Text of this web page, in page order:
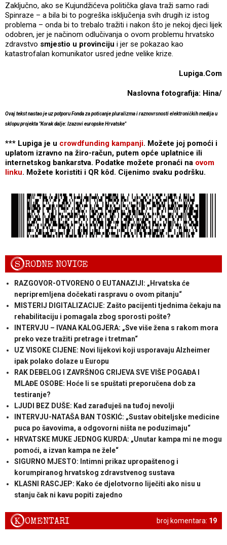
Zaključno, ako se Kujundžićeva politička glava traži samo radi
Spinraze – a bila bi to pogreška isključenja svih drugih iz istog
problema – onda bi to trebalo tražiti i nakon što je nekoj djeci lijek
odobren, jer je načinom odlučivanja o ovom problemu hrvatsko
zdravstvo smjestio u provinciju i jer se pokazao kao
katastrofalan komunikator usred jedne velike krize.
Lupiga.Com
Naslovna fotografija: Hina/
Ovaj tekst nastao je uz potporu Fonda za poticanje pluralizma i raznovrsnosti elektroničkih medija u
sklopu projekta "Korak dalje: Izazovi europske Hrvatske"
*** Lupiga je u crowdfunding kampanji. Možete joj pomoći i
uplatom izravno na žiro-račun, putem opće uplatnice ili
internetskog bankarstva. Podatke možete pronaći na ovom
linku. Možete koristiti i QR kôd. Cijenimo svaku podršku.
SRODNE NOVICE
RAZGOVOR-OTVORENO O EUTANAZIJI: „Hrvatska će
nepripremljena dočekati raspravu o ovom pitanju“
MISTERIJ DIGITALIZACIJE: Zašto pacijenti tjednima čekaju na
rehabilitaciju i pomagala zbog sporosti pošte?
INTERVJU – IVANA KALOGJERA: „Sve više žena s rakom mora
preko veze tražiti pretrage i tretman“
UZ VISOKE CIJENE: Novi lijekovi koji usporavaju Alzheimer
ipak polako dolaze u Europu
RAK DEBELOG I ZAVRŠNOG CRIJEVA SVE VIŠE POGAĐA I
MLAĐE OSOBE: Hoće li se spuštati preporučena dob za
testiranje?
LJUDI BEZ DUŠE: Kad zarađuješ na tuđoj nevolji
INTERVJU-NATAŠA BAN TOSKIĆ: „Sustav obiteljske medicine
puca po šavovima, a odgovorni ništa ne poduzimaju“
HRVATSKE MUKE JEDNOG KURDA: „Unutar kampa mi ne mogu
pomoći, a izvan kampa ne žele“
SIGURNO MJESTO: Intimni prikaz upropaštenog i
korumpiranog hrvatskog zdravstvenog sustava
KLASNI RASCJEP: Kako će djelotvorno liječiti ako nisu u
stanju čak ni kavu popiti zajedno
broj komentara: 19
KOMENTARI